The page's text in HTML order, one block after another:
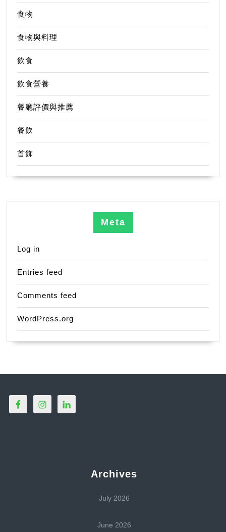
食物
食物與料理
飲食
飲食營養
餐廳評價與推薦
餐飲
首飾
Meta
Log in
Entries feed
Comments feed
WordPress.org
Archives
July 2026
June 2026